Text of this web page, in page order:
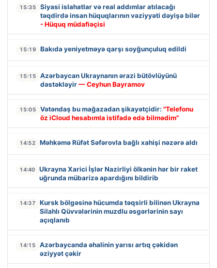
15:35
Siyasi islahatlar və real addımlar atılacağı
təqdirdə insan hüquqlarının vəziyyəti dəyişə bilər
- Hüquq müdafiəçisi
15:19 Bakıda yeniyetməyə qarşı soyğunçuluq edildi
15:15
Azərbaycan Ukraynanın ərazi bütövlüyünü
dəstəkləyir— Ceyhun Bayramov
15:05 Vətəndaş bu mağazadan şikayətçidir: "Telefonu
öz iCloud hesabımla istifadə edə bilmədim"
14:52 Məhkəmə Rüfət Səfərovla bağlı xahişi nəzərə aldı
14:40
Ukrayna Xarici İşlər Nazirliyi ölkənin hər bir raket
uğrunda mübarizə apardığını bildirib
14:37
Kursk bölgəsinə hücumda təqsirli bilinən Ukrayna
Silahlı Qüvvələrinin muzdlu əsgərlərinin sayı
açıqlanıb
14:15
Azərbaycanda əhalinin yarısı artıq çəkidən
əziyyət çəkir